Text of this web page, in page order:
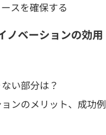
スを確保する
ノベーションの効用
い部分は？
ンのメリット、成功例